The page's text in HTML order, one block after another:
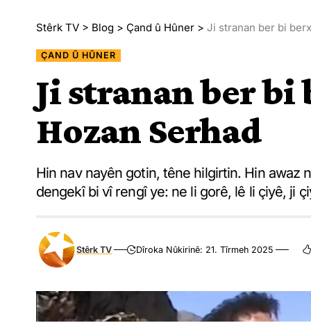
Stêrk TV > Blog > Çand û Hûner > Ji stranan ber bi
ÇAND Û HÛNER
Ji stranan ber bi
Hozan Serhad
Hin nav nayên gotin, têne hilgirtin. Hin awaz
dengekî bi vî rengî ye: ne li gorê, lê li çiyê, ji
Stêrk TV Dîroka Nûkirinê: 21. Tîrmeh 2025